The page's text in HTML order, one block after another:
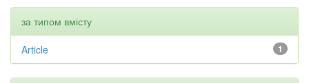
за типом вмісту
1
Article